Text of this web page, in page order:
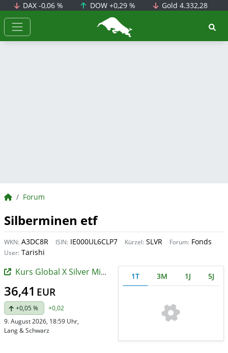
DAX-0,06 % DOW +0,29 % Gold4.332,28
BörsenNEWS.de
BörsenNEWS.de
Forum
Silberminen etf
WKN: A3DC8R ISIN: IE000UL6CLP7 Kürzel: SLVR Forum: Fonds
User: Tarishi
Kurs Global X Silver Miners UCITS ETF
36,41 EUR
+0,05 %
+0,02
9. August 2026, 18:59 Uhr,
Lang & Schwarz
1T 3M 1J 5J